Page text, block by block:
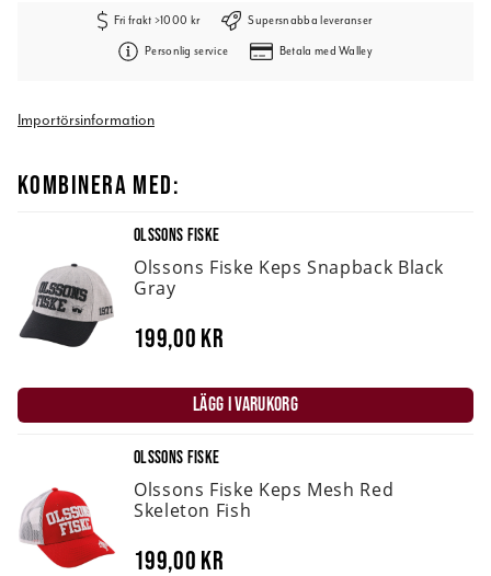
Fri frakt >1000 kr Supersnabba leveranser
Personlig service Betala med Walley
Importörsinformation
KOMBINERA MED:
OLSSONS FISKE
Olssons Fiske Keps Snapback Black
Gray
199,00 kr
LÄGG I VARUKORG
OLSSONS FISKE
Olssons Fiske Keps Mesh Red
Skeleton Fish
199,00 kr